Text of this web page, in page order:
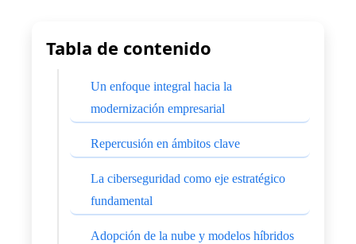
Tabla de contenido
Un enfoque integral hacia la
modernización empresarial
Repercusión en ámbitos clave
La ciberseguridad como eje estratégico
fundamental
Adopción de la nube y modelos híbridos